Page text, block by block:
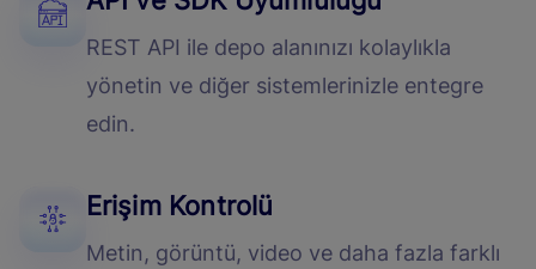
REST API ile depo alanınızı kolaylıkla
yönetin ve diğer sistemlerinizle entegre
edin.
Erişim Kontrolü
Metin, görüntü, video ve daha fazla farklı